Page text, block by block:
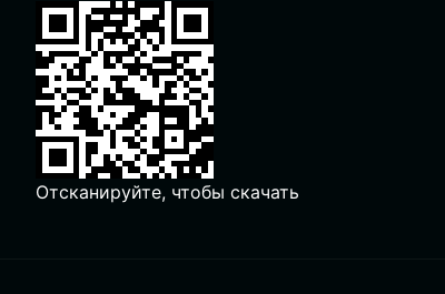
Отсканируйте, чтобы скачать